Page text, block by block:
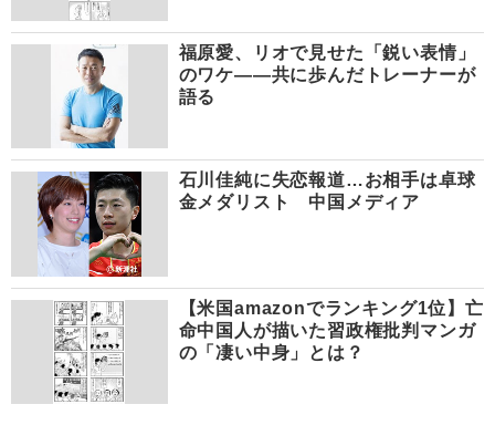
福原愛、リオで見せた「鋭い表情」
のワケ――共に歩んだトレーナーが
語る
石川佳純に失恋報道…お相手は卓球
金メダリスト 中国メディア
【米国amazonでランキング1位】亡
命中国人が描いた習政権批判マンガ
の「凄い中身」とは？